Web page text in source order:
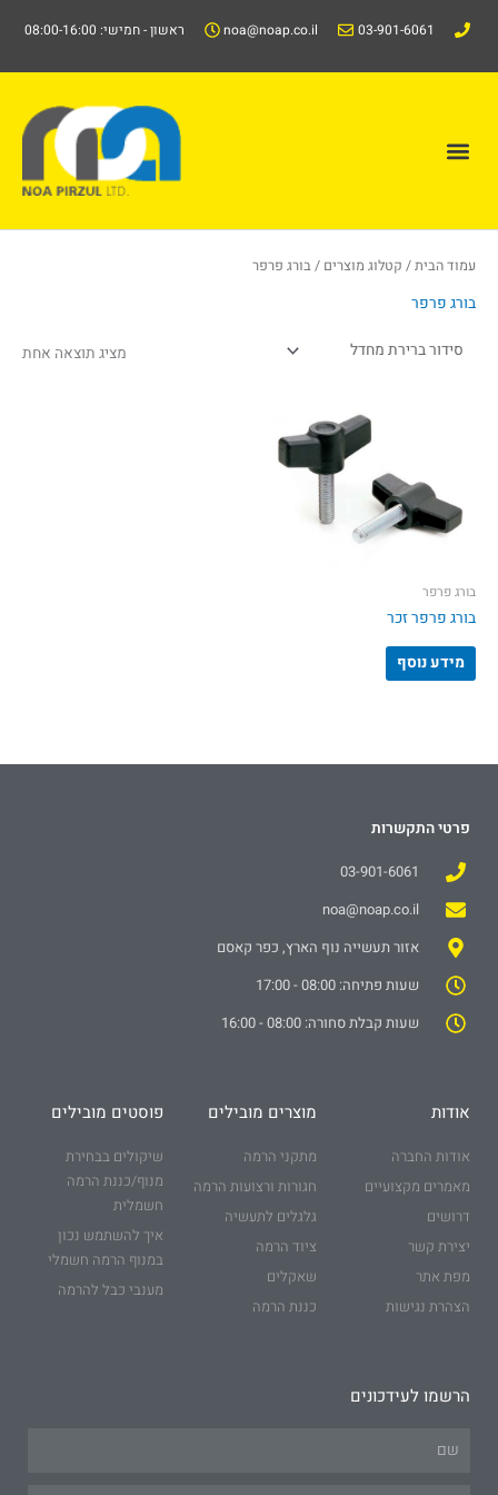
לתוכן
03-901-6061
noa@noap.co.il ראשון - חמישי: 08:00-16:00
תפריט
עמוד הבית/ קטלוג מוצרים / בורג פרפר
בורג פרפר
מציג תוצאה אחת
בורג פרפר
בורג פרפר זכר
מידע נוסף
פרטי התקשרות
03-901-6061
noa@noap.co.il
אזור תעשייה נוף הארץ, כפר קאסם
שעות פתיחה: 08:00 - 17:00
שעות קבלת סחורה: 08:00 - 16:00
אודות
אודות החברה
מאמרים מקצועיים
דרושים
יצירת קשר
מפת אתר
הצהרת נגישות
מוצרים מובילים
מתקני הרמה
חגורות ורצועות הרמה
גלגלים לתעשיה
ציוד הרמה
שאקלים
כננת הרמה
פוסטים מובילים
שיקולים בבחירת
מנוף/כננת הרמה
חשמלית
איך להשתמש נכון
במנוף הרמה חשמלי
מענבי כבל להרמה
הרשמו לעידכונים